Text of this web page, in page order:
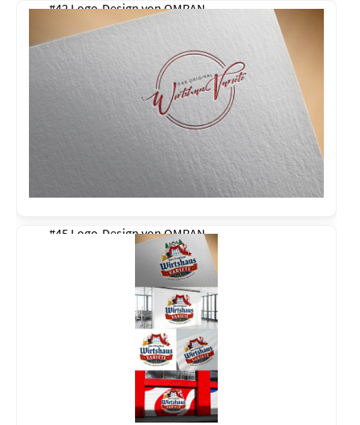
#42 Logo-Design vonOMRAN
#45 Logo-Design vonOMRAN